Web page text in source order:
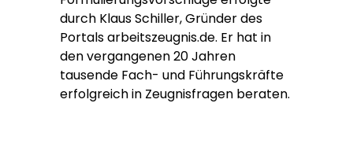
durch Klaus Schiller, Gründer des
Portals arbeitszeugnis.de. Er hat in
den vergangenen 20 Jahren
tausende Fach- und Führungskräfte
erfolgreich in Zeugnisfragen beraten.